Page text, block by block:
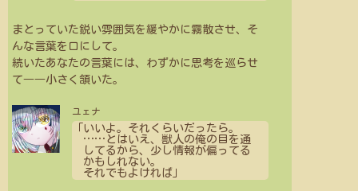
まとっていた鋭い雰囲気を緩やかに霧散させ、そ
んな言葉を口にして。
続いたあなたの言葉には、わずかに思考を巡らせ
て――小さく頷いた。
ユェナ
「いいよ。それくらいだったら。
…… とはいえ、獣人の俺の目を通
してるから、少し情報が偏ってる
かもしれない。
それでもよければ」